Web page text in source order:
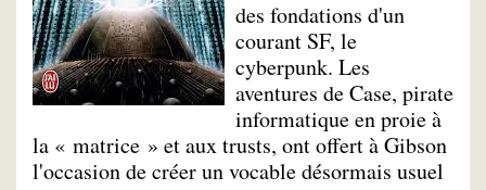
des fondations d'un
courant SF, le
cyberpunk. Les
aventures de Case, pirate
informatique en proie à
la « matrice » et aux trusts, ont offert à Gibson
l'occasion de créer un vocable désormais usuel